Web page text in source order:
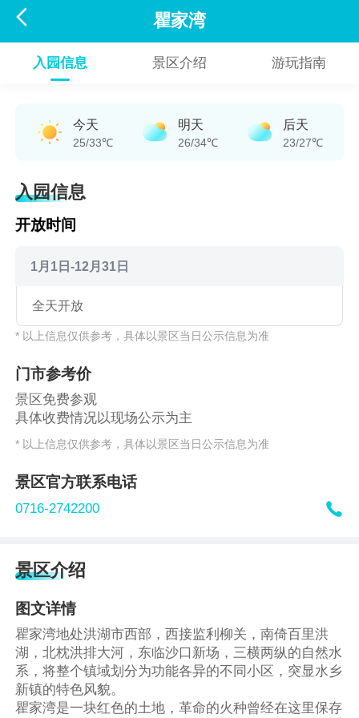
 瞿家湾
入园信息 景区介绍 游玩指南
今天
25/33℃
明天
26/34℃
后天
23/27℃
入园信息
开放时间
1月1日-12月31日
全天开放
* 以上信息仅供参考，具体以景区当日公示信息为准
门市参考价
景区免费参观
具体收费情况以现场公示为主
* 以上信息仅供参考，具体以景区当日公示信息为准
景区官方联系电话
0716-2742200 
景区介绍
图文详情
瞿家湾地处洪湖市西部，西接监利柳关，南倚百里洪
湖，北枕洪排大河，东临沙口新场，三横两纵的自然水
系，将整个镇域划分为功能各异的不同小区，突显水乡
新镇的特色风貌。
瞿家湾是一块红色的土地，革命的火种曾经在这里保存